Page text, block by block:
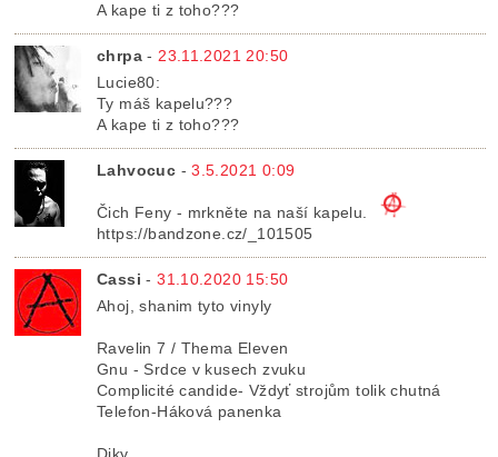
A kape ti z toho???
chrpa - 23.11.2021 20:50
Lucie80:
Ty máš kapelu???
A kape ti z toho???
Lahvocuc -3.5.2021 0:09
Čich Feny - mrkněte na naší kapelu.
https://bandzone.cz/_101505
Cassi -31.10.2020 15:50
Ahoj, shanim tyto vinyly
Ravelin 7 / Thema Eleven
Gnu - Srdce v kusech zvuku
Complicité candide- Vždyť strojům tolik chutná
Telefon-Háková panenka